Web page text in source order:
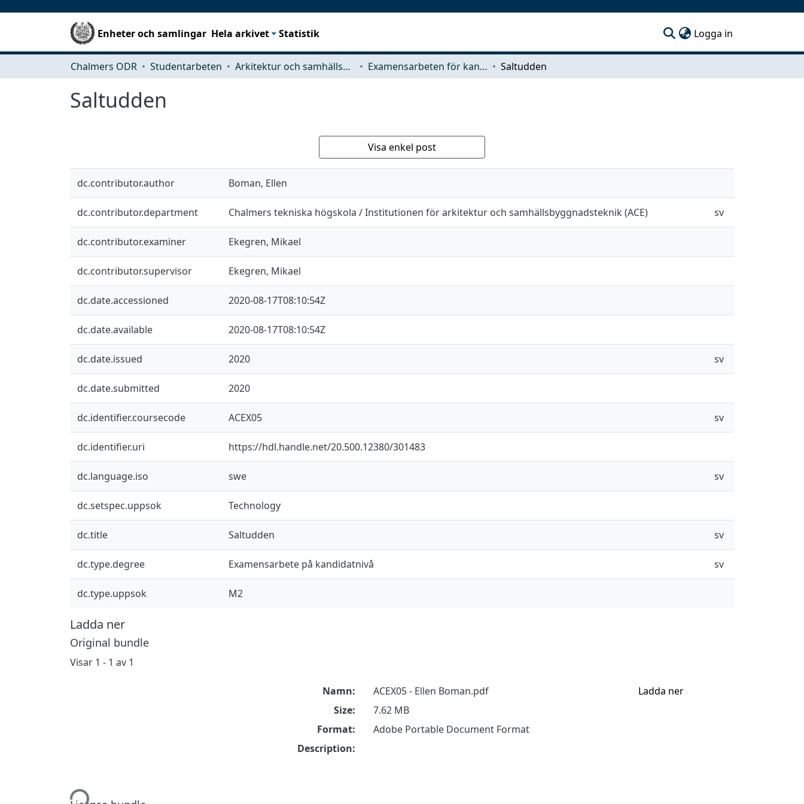
Enheter och samlingar Hela arkivet Statistik Logga in
Chalmers ODR Studentarbeten Arkitektur och samhällsbyggnadsteknik (ACE) Examensarbeten för kandidatexamen Saltudden
Saltudden
Visa enkel post
dc.contributor.author Boman, Ellen
dc.contributor.department Chalmers tekniska högskola / Institutionen för arkitektur och samhällsbyggnadsteknik (ACE) sv
dc.contributor.examiner Ekegren, Mikael
dc.contributor.supervisor Ekegren, Mikael
dc.date.accessioned 2020-08-17T08:10:54Z
dc.date.available 2020-08-17T08:10:54Z
dc.date.issued 2020 sv
dc.date.submitted 2020
dc.identifier.coursecode ACEX05 sv
dc.identifier.uri https://hdl.handle.net/20.500.12380/301483
dc.language.iso swe sv
dc.setspec.uppsok Technology
dc.title Saltudden sv
dc.type.degree Examensarbete på kandidatnivå sv
dc.type.uppsok M2
Ladda ner
Original bundle
Visar 1 - 1 av 1
Hämtar...
Namn:
ACEX05 - Ellen Boman.pdf
Size:
7.62 MB
Format:
Adobe Portable Document Format
Description:
Ladda ner